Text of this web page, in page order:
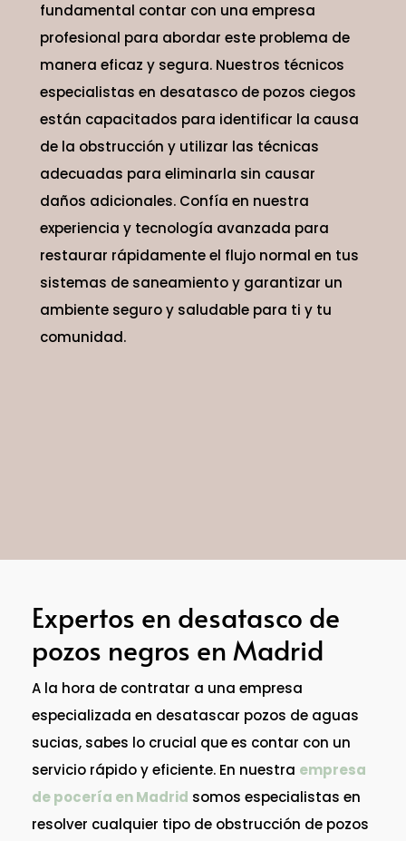
fundamental contar con una empresa
profesional para abordar este problema de
manera eficaz y segura. Nuestros técnicos
especialistas en desatasco de pozos ciegos
están capacitados para identificar la causa
de la obstrucción y utilizar las técnicas
adecuadas para eliminarla sin causar
daños adicionales. Confía en nuestra
experiencia y tecnología avanzada para
restaurar rápidamente el flujo normal en tus
sistemas de saneamiento y garantizar un
ambiente seguro y saludable para ti y tu
comunidad.
Expertos en desatasco de
pozos negros en Madrid
A la hora de contratar a una empresa
especializada en desatascar pozos de aguas
sucias, sabes lo crucial que es contar con un
servicio rápido y eficiente. En nuestra empresa
de pocería en Madrid somos especialistas en
resolver cualquier tipo de obstrucción de pozos